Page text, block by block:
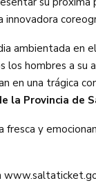
innovadora
ambientada
hombres a su
en una trágica
la Provincia de
y